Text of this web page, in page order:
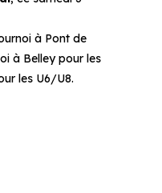
à Pont de
à Belley pour les
les U6/U8.